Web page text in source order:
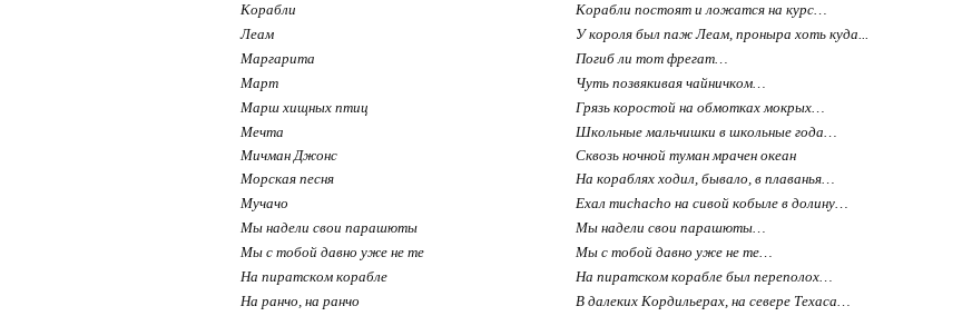
Корабли
Корабли постоят и ложатся на курс…
Леам
У короля был паж Леам, проныра хоть куда...
Маргарита
Погиб ли тот фрегат…
Март
Чуть позвякивая чайничком…
Марш хищных птиц
Грязь коростой на обмотках мокрых…
Мечта
Школьные мальчишки в школьные года…
Мичман Джонс
Сквозь ночной туман мрачен океан
Морская песня
На кораблях ходил, бывало, в плаванья…
Мучачо
Ехал muchacho на сивой кобыле в долину…
Мы надели свои парашюты
Мы надели свои парашюты…
Мы с тобой давно уже не те
Мы с тобой давно уже не те…
На пиратском корабле
На пиратском корабле был переполох…
На ранчо, на ранчо
В далеких Кордильерах, на севере Техаса…